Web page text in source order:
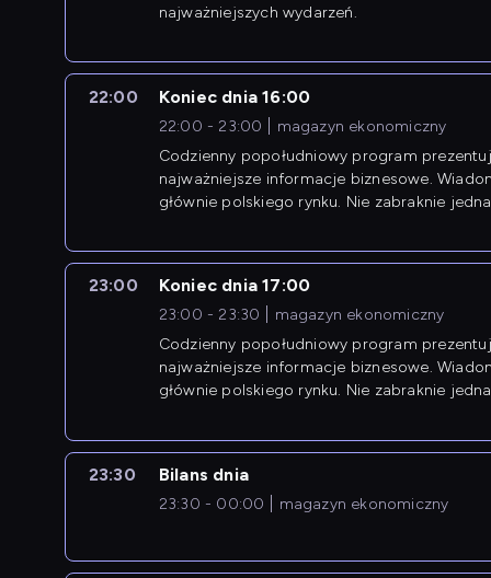
najważniejszych wydarzeń.
22:00 Koniec dnia 16:00
22:00 - 23:00
magazyn ekonomiczny
Codzienny popołudniowy program
najważniejsze informacje biznesowe.
głównie polskiego rynku. Nie zabraknie
23:00 Koniec dnia 17:00
23:00 - 23:30
magazyn ekonomiczny
Codzienny popołudniowy program
najważniejsze informacje biznesowe.
głównie polskiego rynku. Nie zabraknie
23:30 Bilans dnia
23:30 - 00:00 magazyn ekonomiczny